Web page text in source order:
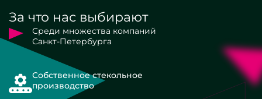
За что нас выбирают
Среди множества компаний
Санкт-Петербурга
Собственное стекольное
производство